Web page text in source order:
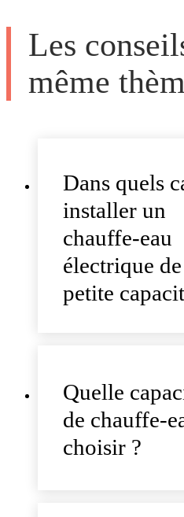
Les
même
Dans quels
installer un
chauffe-eau
électrique de
petite
Quelle
de chauffe-
choisir ?